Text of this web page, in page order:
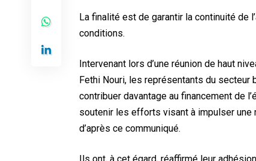
La finalité est de garantir la continuité de
conditions.
Intervenant lors d’une réunion de haut
Fethi Nouri, les représentants du secteur
contribuer davantage au financement de
soutenir les efforts visant à impulser une
d’après ce communiqué.